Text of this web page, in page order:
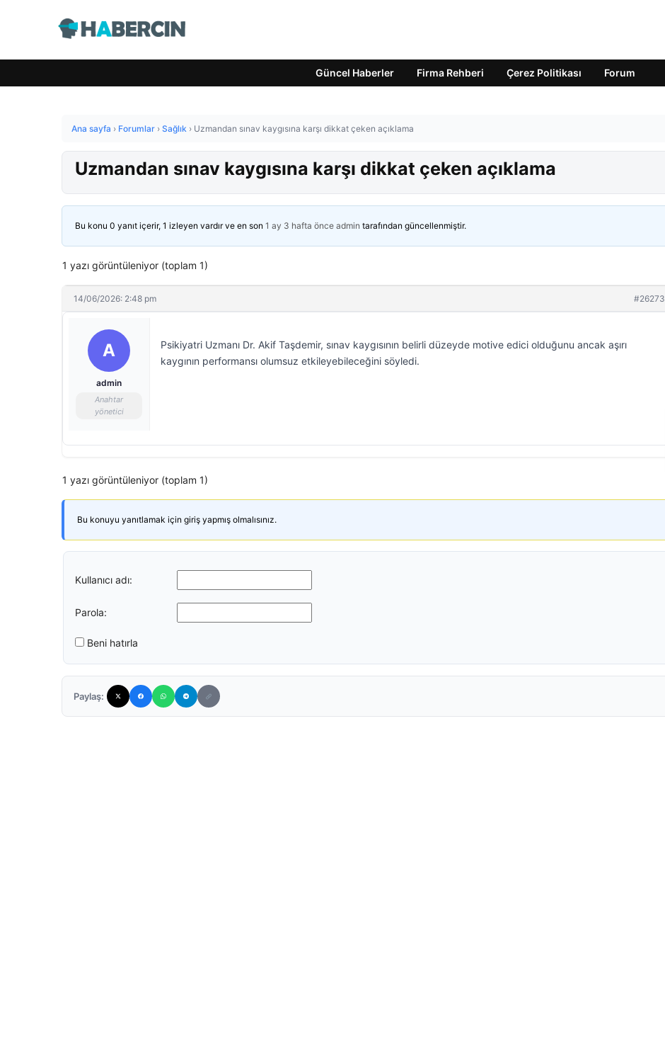
Güncel Haberler Firma Rehberi Çerez Politikası Forum
Ana sayfa › Forumlar › Sağlık › Uzmandan sınav kaygısına karşı dikkat çeken açıklama
Uzmandan sınav kaygısına karşı dikkat çeken açıklama
Bu konu 0 yanıt içerir, 1 izleyen vardır ve en son 1 ay 3 hafta önce admin tarafından güncellenmiştir.
1 yazı görüntüleniyor (toplam 1)
14/06/2026: 2:48 pm #26273
A
admin
Anahtar
yönetici
Psikiyatri Uzmanı Dr. Akif Taşdemir, sınav kaygısının belirli düzeyde motive edici olduğunu ancak aşırı
kaygının performansı olumsuz etkileyebileceğini söyledi.
1 yazı görüntüleniyor (toplam 1)
Bu konuyu yanıtlamak için giriş yapmış olmalısınız.
Kullanıcı adı:
Parola:
Beni hatırla
Paylaş: